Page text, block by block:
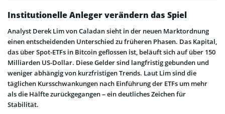
Institutionelle Anleger verändern das Spiel
Analyst Derek Lim von Caladan sieht in der neuen Marktordnung
einen entscheidenden Unterschied zu früheren Phasen. Das Kapital,
das über Spot-ETFs in Bitcoin geflossen ist, beläuft sich auf über 150
Milliarden US-Dollar. Diese Gelder sind langfristig gebunden und
weniger abhängig von kurzfristigen Trends. Laut Lim sind die
täglichen Kursschwankungen nach Einführung der ETFs um mehr
als die Hälfte zurückgegangen – ein deutliches Zeichen für
Stabilität.